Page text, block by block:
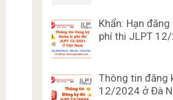
Khẩn: Hạn
phí thi JLPT
Thông tin đăng
12/2024 ở Đà